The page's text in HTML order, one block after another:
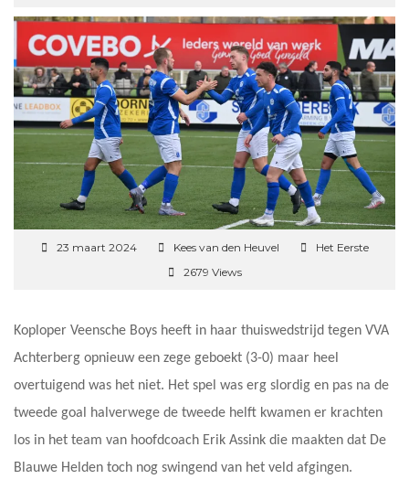
23 maart 2024 Kees van den Heuvel
Het Eerste
2679 Views
Koploper Veensche Boys heeft in haar thuiswedstrijd tegen VVA
Achterberg opnieuw een zege geboekt (3-0) maar heel
overtuigend was het niet. Het spel was erg slordig en pas na de
tweede goal halverwege de tweede helft kwamen er krachten
los in het team van hoofdcoach Erik Assink die maakten dat De
Blauwe Helden toch nog swingend van het veld afgingen.